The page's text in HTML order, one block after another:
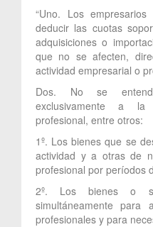
“Uno. Los
deducir las cuotas
adquisiciones o
que no se afecten,
actividad empresarial o
Dos. No se
exclusivamente a la
profesional, entre otros:
1º. Los bienes que se
actividad y a otras de
profesional por períodos
2º. Los bienes o
simultáneamente para
profesionales y para